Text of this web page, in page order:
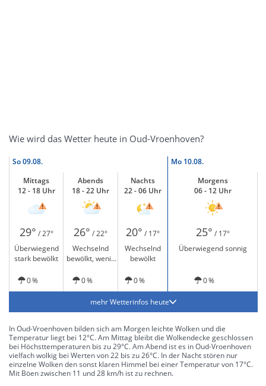
Wie wird das Wetter heute in Oud-Vroenhoven?
So09.08. Mo 10.08.
Mittags
12 - 18 Uhr
Abends
18 - 22 Uhr
Nachts
22 - 06 Uhr
Morgens
06 - 12 Uhr
29° / 27° 26° / 22° 20° / 17° 25° / 17°
Überwiegend
stark bewölkt
Wechselnd
bewölkt, wenig
Wechselnd
bewölkt
Überwiegend sonnig
0 % 0 % 0 % 0 %
mehr Wetterinfos heute
In Oud-Vroenhoven bilden sich am Morgen leichte Wolken und die
Temperatur liegt bei 12°C. Am Mittag bleibt die Wolkendecke geschlossen
bei Höchsttemperaturen bis zu 29°C. Am Abend ist es in Oud-Vroenhoven
vielfach wolkig bei Werten von 22 bis zu 26°C. In der Nacht stören nur
einzelne Wolken den sonst klaren Himmel bei einer Temperatur von 17°C.
Mit Böen zwischen 11 und 28 km/h ist zu rechnen.